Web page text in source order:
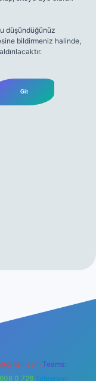
düşündüğünüz
bildirmeniz halinde,
Teams:
0 726 Telegram: